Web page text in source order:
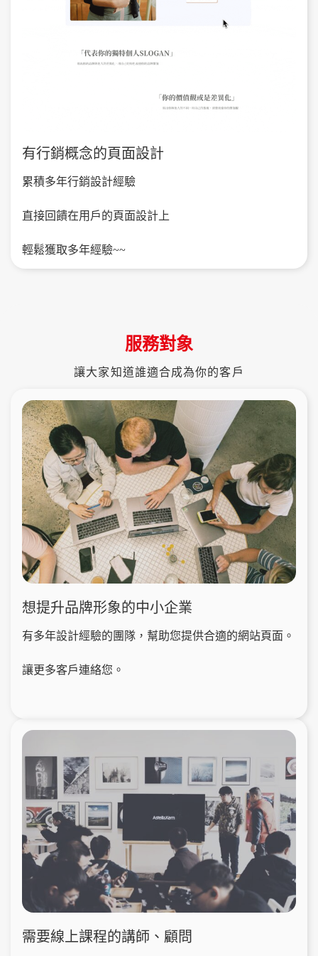
有行銷概念的頁面設計
累積多年行銷設計經驗
直接回饋在用戶的頁面設計上
輕鬆獲取多年經驗~~
服務對象
讓大家知道誰適合成為你的客戶
想提升品牌形象的中小企業
有多年設計經驗的團隊，幫助您提供合適的網站頁面。
讓更多客戶連絡您。
需要線上課程的講師、顧問